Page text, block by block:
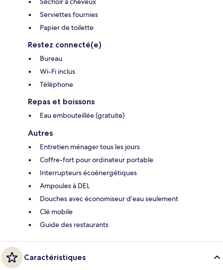
Serviettes fournies
Papier de toilette
Restez connecté(e)
Bureau
Wi-Fi inclus
Téléphone
Repas et boissons
Eau embouteillée (gratuite)
Autres
Entretien ménager tous les jours
Coffre-fort pour ordinateur portable
Interrupteurs écoénergétiques
Ampoules à DEL
Douches avec économiseur d’eau seulement
Clé mobile
Guide des restaurants
Caractéristiques